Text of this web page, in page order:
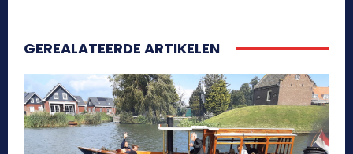
GEREALATEERDE ARTIKELEN